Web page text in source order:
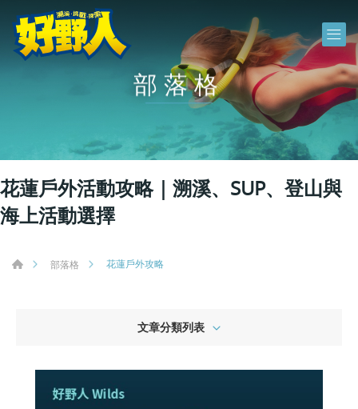
部落格
花蓮戶外活動攻略｜溯溪、SUP、登山與
海上活動選擇
部落格 花蓮戶外攻略
文章分類列表